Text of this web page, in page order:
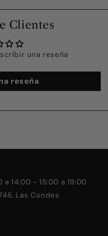
Clientes
una reseña
reseña
14:00 - 15:00 a 19:00
Las Condes